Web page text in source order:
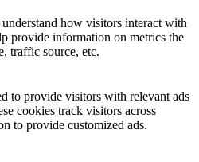
how visitors interact with
provide information on metrics the
traffic source, etc.
to provide visitors with relevant ads
cookies track visitors across
to provide customized ads.